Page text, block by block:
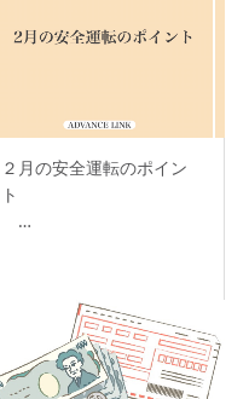
２月の安全運転のポイン
ト
…